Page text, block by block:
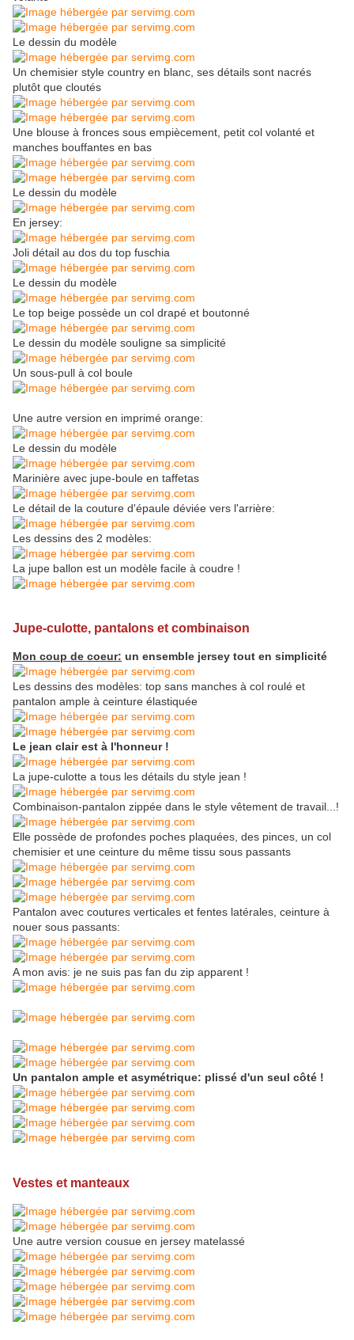
Le dessin du modèle
Un chemisier style country en blanc, ses détails sont nacrés
plutôt que cloutés
Une blouse à fronces sous empiècement, petit col volanté et
manches bouffantes en bas
Le dessin du modèle
En jersey:
Joli détail au dos du top fuschia
Le dessin du modèle
Le top beige possède un col drapé et boutonné
Le dessin du modèle souligne sa simplicité
Un sous-pull à col boule
Une autre version en imprimé orange:
Le dessin du modèle
Marinière avec jupe-boule en taffetas
Le détail de la couture d'épaule déviée vers l'arrière:
Les dessins des 2 modèles:
La jupe ballon est un modèle facile à coudre !
Jupe-culotte, pantalons et combinaison
Mon coup de coeur: un ensemble jersey tout en simplicité
Les dessins des modèles: top sans manches à col roulé et
pantalon ample à ceinture élastiquée
Le jean clair est à l'honneur !
La jupe-culotte a tous les détails du style jean !
Combinaison-pantalon zippée dans le style vêtement de travail...!
Elle possède de profondes poches plaquées, des pinces, un col
chemisier et une ceinture du même tissu sous passants
Pantalon avec coutures verticales et fentes latérales, ceinture à
nouer sous passants:
A mon avis: je ne suis pas fan du zip apparent !
Un pantalon ample et asymétrique: plissé d'un seul côté !
Vestes et manteaux
Une autre version cousue en jersey matelassé